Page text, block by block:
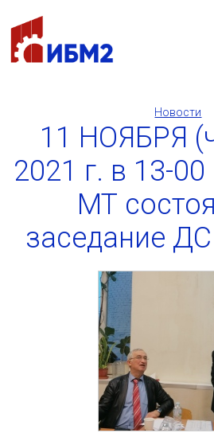
Новости
11 НОЯБРЯ
2021 г. в 13-00
МТ
заседание